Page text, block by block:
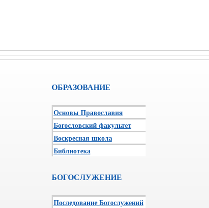
ОБРАЗОВАНИЕ
Основы Православия
Богословский факультет
Воскресная школа
Библиотека
БОГОСЛУЖЕНИЕ
Последование Богослужений